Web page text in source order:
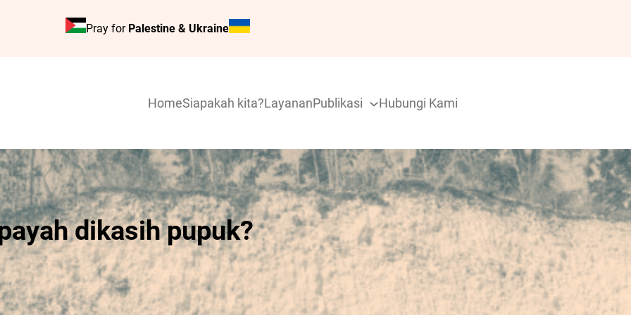
Pray for Palestine & Ukraine
HomeSiapakah kita?LayananPublikasi Hubungi Kami
dikasih pupuk?